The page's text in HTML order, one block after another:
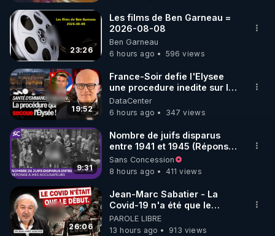
23:26
Les films de Ben Garneau =
2026-08-08
Ben Garneau
6 hours ago
596 views
19:52
France-Soir defie l'Elysee
une procedure inedite sur la
sante du president - Nexus
DataCenter
6 hours ago
347 views
9:31
Nombre de juifs disparus
entre 1941 et 1945 (Réponse
à mes accusateurs)
Sans Concession
8 hours ago
411 views
26:06
Jean-Marc Sabatier - La
Covid-19 n'a été que le
début - L'ARNm & l'ARNm-aa
jusqu où auront-t-il ?
PAROLE LIBRE
13 hours ago
913 views